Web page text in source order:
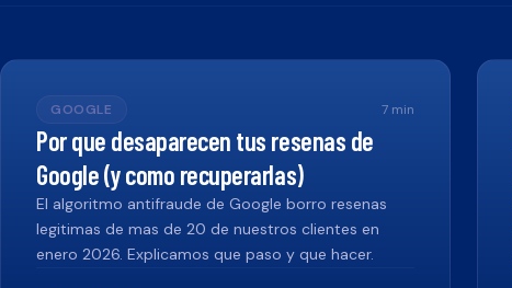
GOOGLE 7min
Por que desaparecen tus resenas de
Google (y como recuperarlas)
El algoritmo antifraude de Google borro resenas
legitimas de mas de 20 de nuestros clientes en
enero 2026. Explicamos que paso y que hacer.